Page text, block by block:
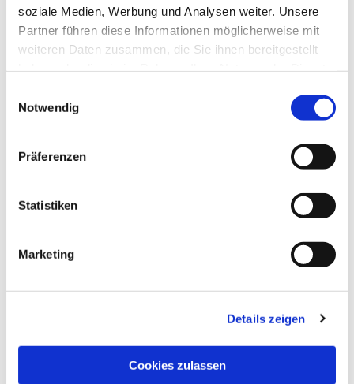
soziale Medien, Werbung und Analysen weiter. Unsere
Partner führen diese Informationen möglicherweise mit
weiteren Daten zusammen, die Sie ihnen bereitgestellt
Notwendig
Präferenzen
Statistiken
Marketing
Details zeigen
Cookies zulassen
Dies könnte Sie auch interessieren